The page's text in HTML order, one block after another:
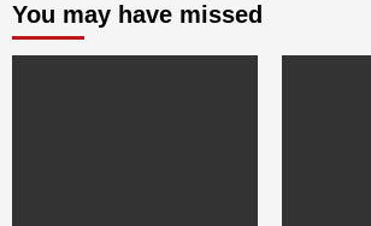
You may have missed